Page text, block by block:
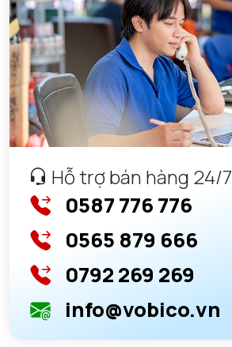
Hỗ trợ bán hàng 24/7
0587 776 776
0565 879 666
0792 269 269
info@vobico.vn